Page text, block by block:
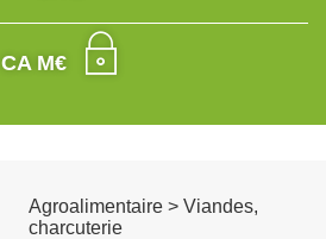
CA M€
Agroalimentaire > Viandes,
charcuterie